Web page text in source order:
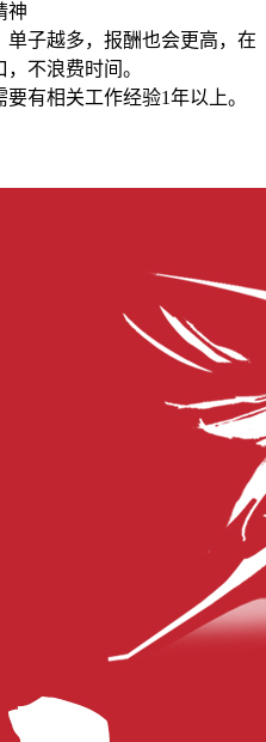
神
子越多，报酬也会更高，在
不浪费时间。
有相关工作经验1年以上。